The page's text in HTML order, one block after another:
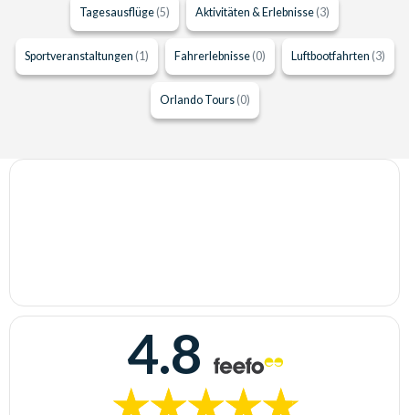
Tagesausflüge (5) Aktivitäten & Erlebnisse (3)
Sportveranstaltungen (1) Fahrerlebnisse (0) Luftbootfahrten (3)
Orlando Tours (0)
4.8